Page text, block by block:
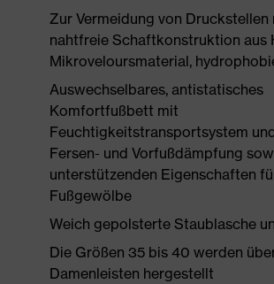
Zur Vermeidung von Druckstellen
nahtfreie Schaftkonstruktion aus
Mikroveloursmaterial,
Auswechselbares, antistatisches
Komfortfußbett mit
Feuchtigkeitstransportsystem
Fersen- und Vorfußdämpfung
unterstützenden Eigenschaften
Fußgewölbe
Weich gepolsterte Staublasche
Die Größen 35 bis 40 werden
Damenleisten hergestellt